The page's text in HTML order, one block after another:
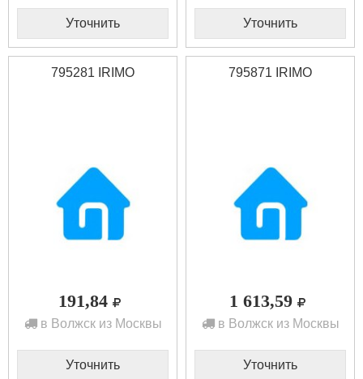
Уточнить Уточнить
795281 IRIMO
191,84
в Волжск из Москвы
Уточнить
795871 IRIMO
1 613,59
в Волжск из Москвы
Уточнить